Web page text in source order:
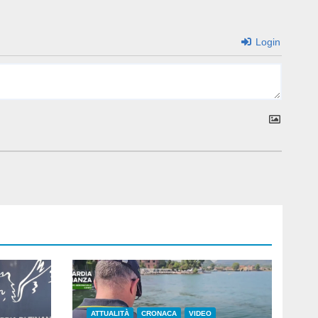
Login
ATTUALITÀ CRONACA VIDEO